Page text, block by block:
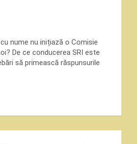
nume nu inițiază o Comisie
De ce conducerea SRI este
să primească răspunsurile